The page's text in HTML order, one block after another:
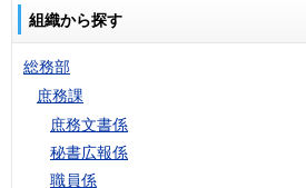
組織から探す
総務部
庶務課
庶務文書係
秘書広報係
職員係